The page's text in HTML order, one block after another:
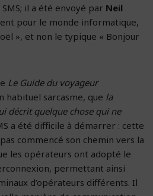
il a été envoyé par Neil
pour le monde informatique,
», et non le typique « Bonjour
Le Guide du voyageur
habituel sarcasme, que la
décrit quelque chose qui ne
a été difficile à démarrer : cette
commencé son chemin vers la
les opérateurs ont adopté le
permettant ainsi
d’opérateurs différents. Il